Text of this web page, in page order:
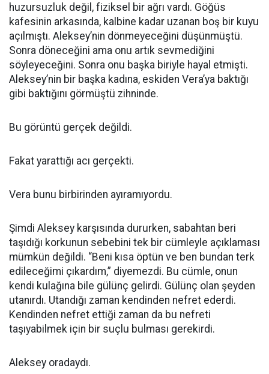
huzursuzluk değil, fiziksel bir ağrı vardı. Göğüs
kafesinin arkasında, kalbine kadar uzanan boş bir kuyu
açılmıştı. Aleksey’nin dönmeyeceğini düşünmüştü.
Sonra döneceğini ama onu artık sevmediğini
söyleyeceğini. Sonra onu başka biriyle hayal etmişti.
Aleksey’nin bir başka kadına, eskiden Vera’ya baktığı
gibi baktığını görmüştü zihninde.
Bu görüntü gerçek değildi.
Fakat yarattığı acı gerçekti.
Vera bunu birbirinden ayıramıyordu.
Şimdi Aleksey karşısında dururken, sabahtan beri
taşıdığı korkunun sebebini tek bir cümleyle açıklaması
mümkün değildi. “Beni kısa öptün ve ben bundan terk
edileceğimi çıkardım,” diyemezdi. Bu cümle, onun
kendi kulağına bile gülünç gelirdi. Gülünç olan şeyden
utanırdı. Utandığı zaman kendinden nefret ederdi.
Kendinden nefret ettiği zaman da bu nefreti
taşıyabilmek için bir suçlu bulması gerekirdi.
Aleksey oradaydı.